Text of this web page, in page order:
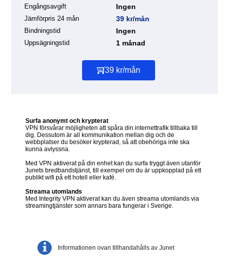
Engångsavgift Ingen
Jämförpris 24 mån 39 kr/mån
Bindningstid Ingen
Uppsägningstid 1 månad
39 kr/mån
Surfa anonymt och krypterat
VPN försvårar möjligheten att spåra din internettrafik tillbaka till
dig. Dessutom är all kommunikation mellan dig och de
webbplatser du besöker krypterad, så att obehöriga inte ska
kunna avlyssna.
Med VPN aktiverat på din enhet kan du surfa tryggt även utanför
Junets bredbandstjänst, till exempel om du är uppkopplad på ett
publikt wifi på ett hotell eller kafé.
Streama utomlands
Med Integrity VPN aktiverat kan du även streama utomlands via
streamingtjänster som annars bara fungerar i Sverige.
Informationen ovan tillhandahålls av Junet